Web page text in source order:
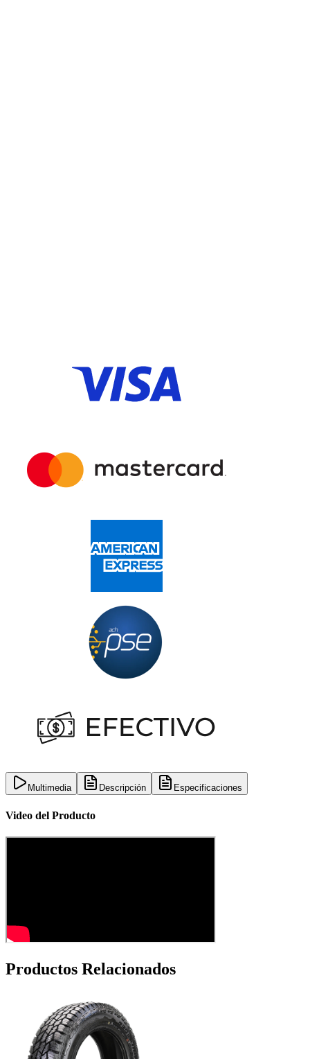
Multimedia Descripción Especificaciones
Video del Producto
Productos Relacionados